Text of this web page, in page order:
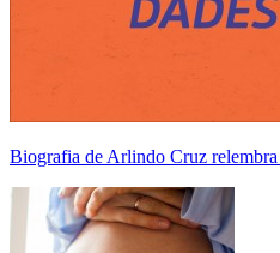
Biografia de Arlindo Cruz relembra